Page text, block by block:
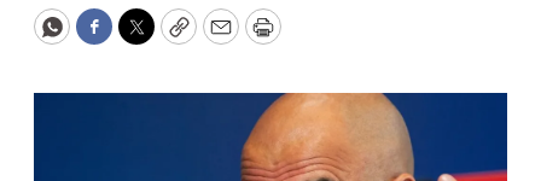
WhatsApp
Facebook
Twitter
CopyEmailPrint